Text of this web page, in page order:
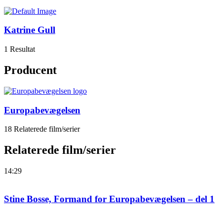
Katrine Gull
1 Resultat
Producent
Europabevægelsen
18 Relaterede film/serier
Relaterede film/serier
14:29
Stine Bosse, Formand for Europabevægelsen – del 1